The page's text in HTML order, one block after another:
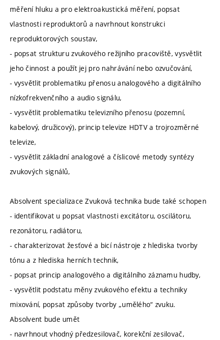
měření hluku a pro elektroakustická měření, popsat
vlastnosti reproduktorů a navrhnout konstrukci
reproduktorových soustav,
- popsat strukturu zvukového režijního pracoviště, vysvětlit
jeho činnost a použít jej pro nahrávání nebo ozvučování,
- vysvětlit problematiku přenosu analogového a digitálního
nízkofrekvenčního a audio signálu,
- vysvětlit problematiku televizního přenosu (pozemní,
kabelový, družicový), princip televize HDTV a trojrozměrné
televize,
- vysvětlit základní analogové a číslicové metody syntézy
zvukových signálů,
Absolvent specializace Zvuková technika bude také schopen
- identifikovat u popsat vlastnosti excitátoru, oscilátoru,
rezonátoru, radiátoru,
- charakterizovat žesťové a bicí nástroje z hlediska tvorby
tónu a z hlediska herních technik,
- popsat princip analogového a digitálního záznamu hudby,
- vysvětlit podstatu měny zvukového efektu a techniky
mixování, popsat způsoby tvorby „umělého“ zvuku.
Absolvent bude umět
- navrhnout vhodný předzesilovač, korekční zesilovač,